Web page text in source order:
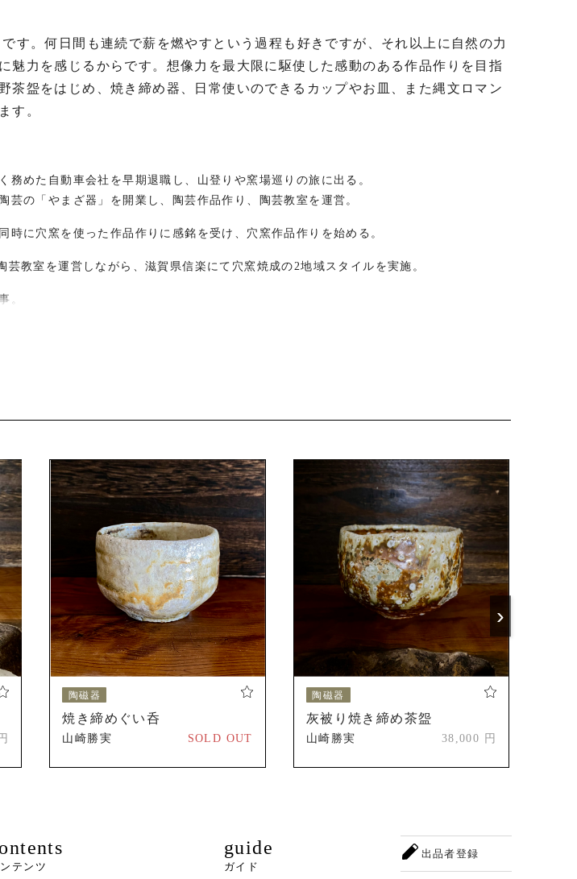
魅力を感じるからです。想像力を最大限に駆使した感動のある作品作りを目指
茶盌をはじめ、焼き締め器、日常使いのできるカップやお皿、また縄文ロマン
す。
務めた自動車会社を早期退職し、山登りや窯場巡りの旅に出る。
芸の「やまざ器」を開業し、陶芸作品作り、陶芸教室を運営。
時に穴窯を使った作品作りに感銘を受け、穴窯作品作りを始める。
芸教室を運営しながら、滋賀県信楽にて穴窯焼成の2地域スタイルを実施。
。
焼成。はふり志野茶盌や焼き締め器の製作開始。
プで個展開始。
、仙台など、各地の陶磁器フェアへの出展開始。
ンリュウ賞」受賞(太古の蕾 ひらく)
流展「日台韓芸術親善貢献賞」
陶磁器
焼き締めぐい呑
山崎勝実 SOLD OUT
陶磁器
灰被り焼き締め茶盌
山崎勝実 38,000 円
›
テンツ
guide
ガイド
出品者登録